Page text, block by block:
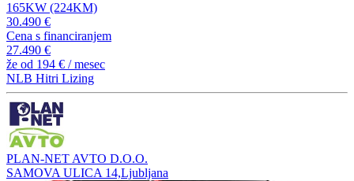
165KW (224KM)
30.490 €
Cena s financiranjem
27.490 €
že od 194 € / mesec
NLB Hitri Lizing
PLAN-NET AVTO D.O.O.
SAMOVA ULICA 14,Ljubljana